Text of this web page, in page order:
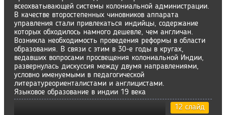
всеохватывающей системы колониальной администрации.
В качестве второстепенных чиновников аппарата
управления стали привлекаться индийцы, содержание
которых обходилось намного дешевле, чем англичан.
Возникла необходимость проведения реформы в области
образования. В связи с этим в 30-е годы в кругах,
ведавших вопросами просвещения колониальной Индии,
развернулась дискуссия между двумя направлениями,
условно именуемыми в педагогической
литературеориенталистами и англицистами.
Языковое образование в индии 19 века
12 слайд